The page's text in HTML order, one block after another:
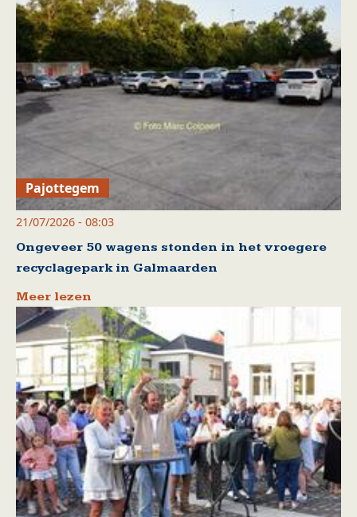
Pajottegem
21/07/2026 - 08:03
Ongeveer 50 wagens stonden in het vroegere
recyclagepark in Galmaarden
Meer lezen